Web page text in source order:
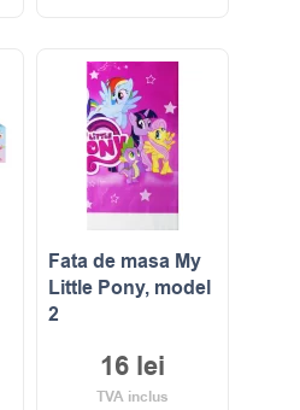
Fata de masa My
Little Pony, model
2
16 lei
TVA inclus